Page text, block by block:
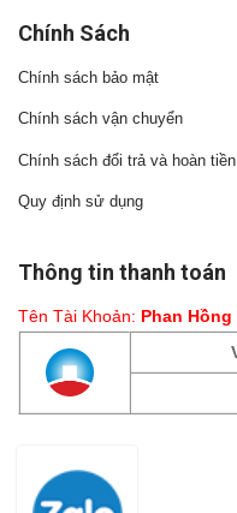
Chính Sách
Chính sách bảo mật
Chính sách vận chuyển
Chính sách đổi trả và hoàn tiền
Quy định sử dụng
Thông tin thanh toán
Tên Tài Khoản: Phan Hồng
Fanpage